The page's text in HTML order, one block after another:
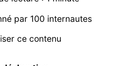
par 100 internautes
ce contenu